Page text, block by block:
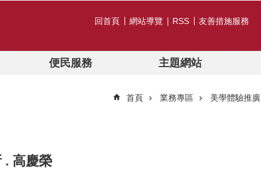
回首頁 網站導覽 RSS 友善措施服務
便民服務 主題網站
首頁 業務專區 美學體驗推廣
. 高慶榮